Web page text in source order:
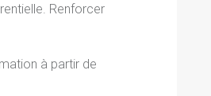
Renforcer
à partir de